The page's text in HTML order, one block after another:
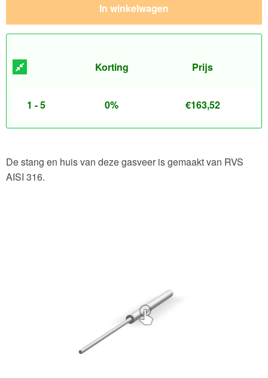
In winkelwagen
Korting Prijs
1 - 5 0% €163,52
De stang en huis van deze gasveer is gemaakt van RVS
AISI 316.